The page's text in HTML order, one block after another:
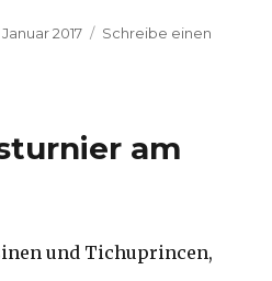
2017
Schreibe einen
am
und Tichuprincen,